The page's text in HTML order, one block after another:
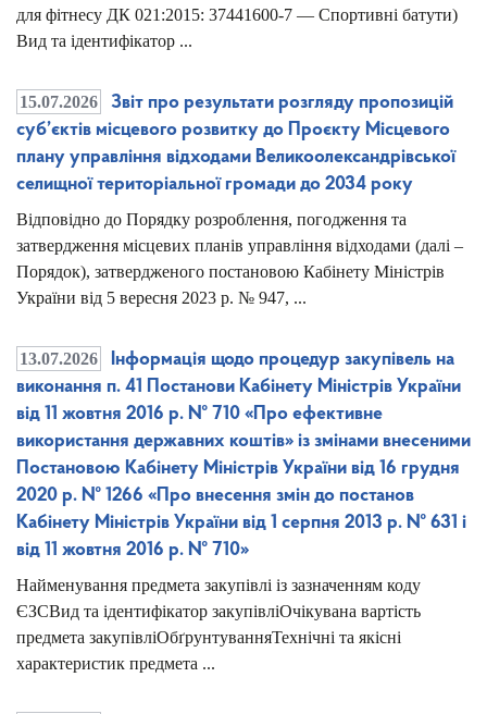
для фітнесу ДК 021:2015: 37441600-7 — Спортивні батути)
Вид та ідентифікатор ...
15.07.2026
Звіт про результати розгляду пропозицій
суб’єктів місцевого розвитку до Проєкту Місцевого
плану управління відходами Великоолександрівської
селищної територіальної громади до 2034 року
Відповідно до Порядку розроблення, погодження та
затвердження місцевих планів управління відходами (далі –
Порядок), затвердженого постановою Кабінету Міністрів
України від 5 вересня 2023 р. № 947, ...
13.07.2026
Інформація щодо процедур закупівель на
виконання п. 41 Постанови Кабінету Міністрів України
від 11 жовтня 2016 р. № 710 «Про ефективне
використання державних коштів» із змінами внесеними
Постановою Кабінету Міністрів України від 16 грудня
2020 р. № 1266 «Про внесення змін до постанов
Кабінету Міністрів України від 1 серпня 2013 р. № 631 і
від 11 жовтня 2016 р. № 710»
Найменування предмета закупівлі із зазначенням коду
ЄЗСВид та ідентифікатор закупівліОчікувана вартість
предмета закупівліОбґрунтуванняТехнічні та якісні
характеристик предмета ...